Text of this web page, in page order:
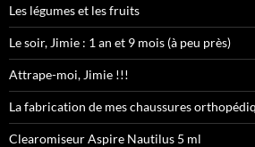
Les légumes et les fruits
Le soir, Jimie : 1 an et 9 mois (à peu près)
Attrape-moi, Jimie !!!
La fabrication de mes chaussures
Clearomiseur Aspire Nautilus 5 ml